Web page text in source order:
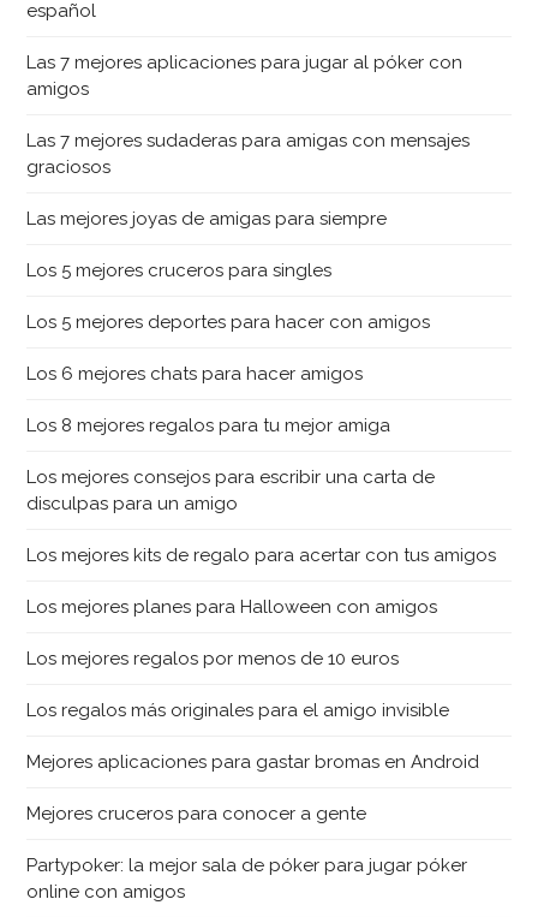
español
Las 7 mejores aplicaciones para jugar al póker con
amigos
Las 7 mejores sudaderas para amigas con mensajes
graciosos
Las mejores joyas de amigas para siempre
Los 5 mejores cruceros para singles
Los 5 mejores deportes para hacer con amigos
Los 6 mejores chats para hacer amigos
Los 8 mejores regalos para tu mejor amiga
Los mejores consejos para escribir una carta de
disculpas para un amigo
Los mejores kits de regalo para acertar con tus amigos
Los mejores planes para Halloween con amigos
Los mejores regalos por menos de 10 euros
Los regalos más originales para el amigo invisible
Mejores aplicaciones para gastar bromas en Android
Mejores cruceros para conocer a gente
Partypoker: la mejor sala de póker para jugar póker
online con amigos